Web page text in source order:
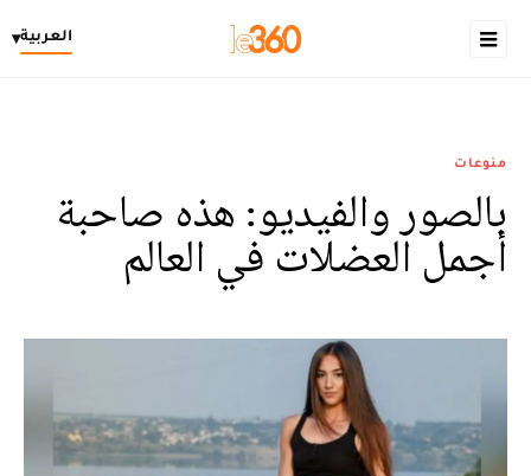
العربية▾
منوعات
بالصور والفيديو: هذه صاحبة
أجمل العضلات في العالم